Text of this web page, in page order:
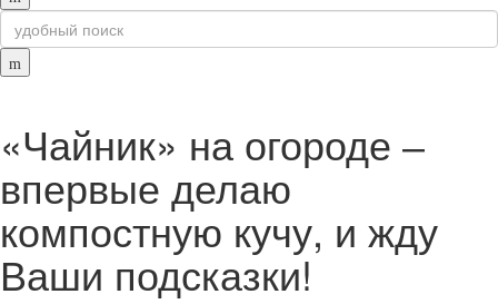
«Чайник» на огороде ‒
впервые делаю
компостную кучу, и жду
Ваши подсказки!